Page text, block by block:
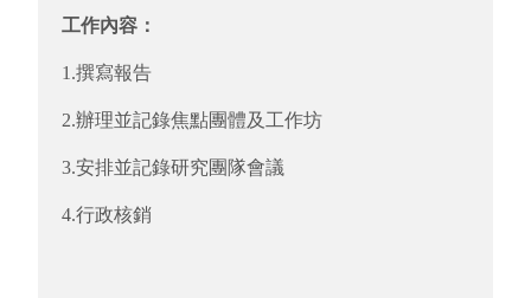
工作內容 ：
1.撰寫報告
2.辦理並記錄焦點團體及工作坊
3.安排並記錄研究團隊會議
4.行政核銷